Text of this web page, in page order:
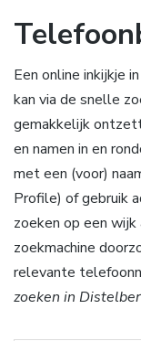
Een online inkijkje
kan via de snelle
gemakkelijk
en namen in en
met een (voor)
Profile) of gebruik
zoeken op een
zoekmachine
relevante
zoeken in